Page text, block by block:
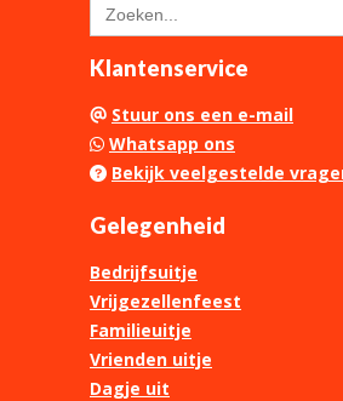
naar:
Klantenservice
Stuur ons een e-mail
Whatsapp ons
Bekijk veelgestelde
Gelegenheid
Bedrijfsuitje
Vrijgezellenfeest
Familieuitje
Vrienden uitje
Dagje uit